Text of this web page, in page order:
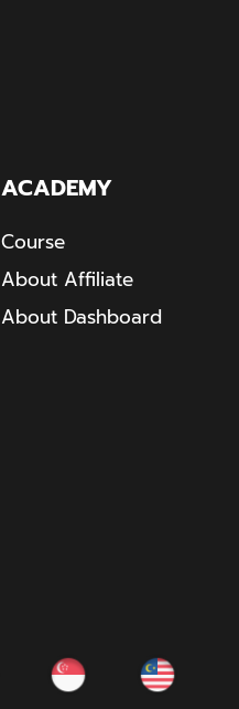
ACADEMY
Course
About Affiliate
About Dashboard